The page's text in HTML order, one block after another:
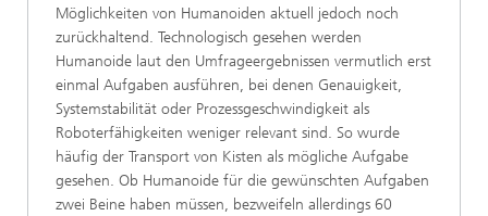
Möglichkeiten von Humanoiden aktuell jedoch noch
zurückhaltend. Technologisch gesehen werden
Humanoide laut den Umfrageergebnissen vermutlich erst
einmal Aufgaben ausführen, bei denen Genauigkeit,
Systemstabilität oder Prozessgeschwindigkeit als
Roboterfähigkeiten weniger relevant sind. So wurde
häufig der Transport von Kisten als mögliche Aufgabe
gesehen. Ob Humanoide für die gewünschten Aufgaben
zwei Beine haben müssen, bezweifeln allerdings 60